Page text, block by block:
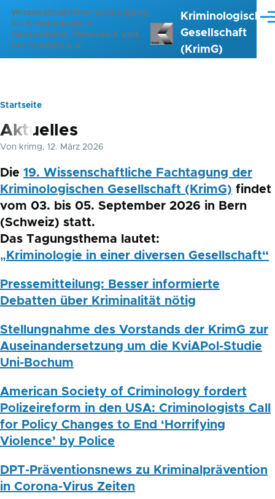
Direkt zum Inhalt
Wissenschaftliche Vereinigung
für Kriminologie in
Deutschland, Österreich und
der Schweiz e.V.
Kriminologische
Gesellschaft
(KrimG)
Pfadnavigation
Startseite
Aktuelles
Von krimg, 12. März 2026
Die 19. Wissenschaftliche Fachtagung der
Kriminologischen Gesellschaft (KrimG) findet
vom 03. bis 05. September 2026 in Bern
(Schweiz) statt.
Das Tagungsthema lautet:
„Kriminologie in einer diversen Gesellschaft“
Pressemitteilung: Besser informierte
Debatten über Kriminalität nötig
Stellungnahme des Vorstands der KrimG zur
Auseinandersetzung um die KviAPol-Studie
Uni-Bochum
American Society of Criminology fordert
Polizeireform in den USA: Criminologists Call
for Policy Changes to End ‘Horrifying
Violence’ by Police
DPT-Präventionsnews zu Kriminalprävention
in Corona-Virus Zeiten